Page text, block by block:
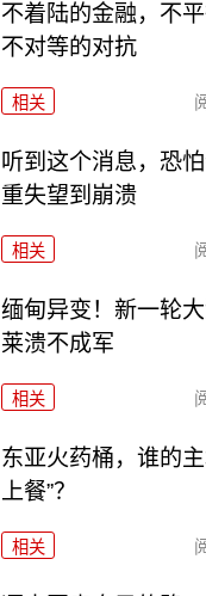
不着陆的金融，不平
不对等的对抗
相关
听到这个消息，恐
重失望到崩溃
相关
缅甸异变！新一轮
莱溃不成军
相关
东亚火药桶，谁的
上餐”？
相关